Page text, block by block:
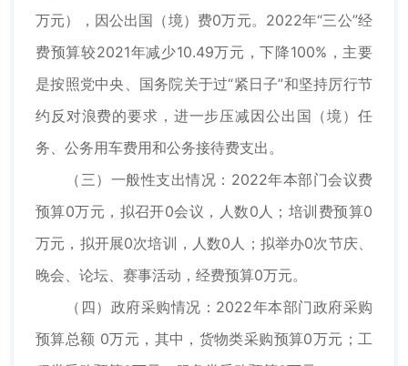
万元），因公出国（境）费0万元。2022年“三公”经
费预算较2021年减少10.49万元，下降100%，主要
是按照党中央、国务院关于过“紧日子”和坚持厉行节
约反对浪费的要求，进一步压减因公出国（境）任
务、公务用车费用和公务接待费支出。
（三）一般性支出情况：2022年本部门会议费
预算0万元，拟召开0会议，人数0人；培训费预算0
万元，拟开展0次培训，人数0人；拟举办0次节庆、
晚会、论坛、赛事活动，经费预算0万元。
（四）政府采购情况：2022年本部门政府采购
预算总额 0万元，其中，货物类采购预算0万元；工